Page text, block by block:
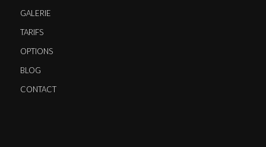
GALERIE
TARIFS
OPTIONS
BLOG
CONTACT